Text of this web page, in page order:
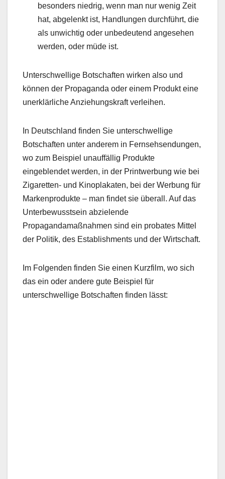
besonders niedrig, wenn man nur wenig Zeit
hat, abgelenkt ist, Handlungen durchführt, die
als unwichtig oder unbedeutend angesehen
werden, oder müde ist.
Unterschwellige Botschaften wirken also und
können der Propaganda oder einem Produkt eine
unerklärliche Anziehungskraft verleihen.
In Deutschland finden Sie unterschwellige
Botschaften unter anderem in Fernsehsendungen,
wo zum Beispiel unauffällig Produkte
eingeblendet werden, in der Printwerbung wie bei
Zigaretten- und Kinoplakaten, bei der Werbung für
Markenprodukte – man findet sie überall. Auf das
Unterbewusstsein abzielende
Propagandamaßnahmen sind ein probates Mittel
der Politik, des Establishments und der Wirtschaft.
Im Folgenden finden Sie einen Kurzfilm, wo sich
das ein oder andere gute Beispiel für
unterschwellige Botschaften finden lässt: